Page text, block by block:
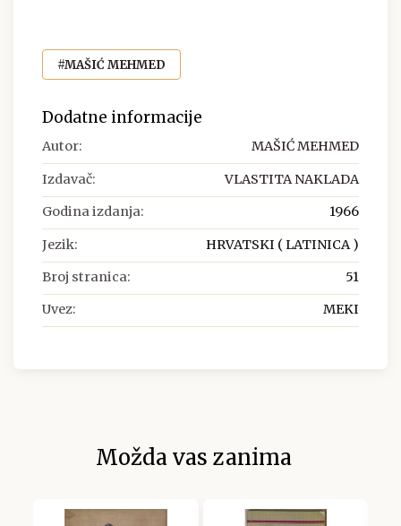
#MAŠIĆ MEHMED
Dodatne informacije
Autor: MAŠIĆ MEHMED
Izdavač: VLASTITA NAKLADA
Godina izdanja: 1966
Jezik: HRVATSKI ( LATINICA )
Broj stranica: 51
Uvez: MEKI
Možda vas zanima